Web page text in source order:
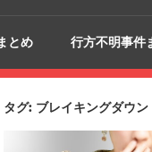
とめ 行方不明事件
タグ: ブレイキングダウン